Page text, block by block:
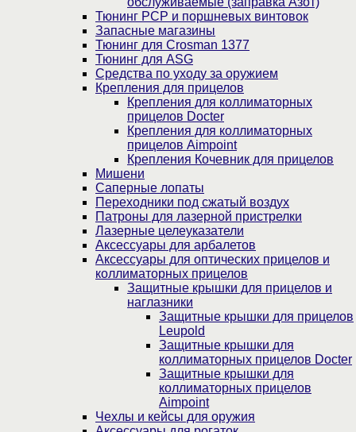
Тюнинг PCP и поршневых винтовок
Запасные магазины
Тюнинг для Crosman 1377
Тюнинг для ASG
Средства по уходу за оружием
Крепления для прицелов
Крепления для коллиматорных
прицелов Docter
Крепления для коллиматорных
прицелов Aimpoint
Крепления Кочевник для прицелов
Мишени
Саперные лопаты
Переходники под сжатый воздух
Патроны для лазерной пристрелки
Лазерные целеуказатели
Аксессуары для арбалетов
Аксессуары для оптических прицелов и
коллиматорных прицелов
Защитные крышки для прицелов и
наглазники
Защитные крышки для прицелов
Leupold
Защитные крышки для
коллиматорных прицелов Docter
Защитные крышки для
коллиматорных прицелов
Aimpoint
Чехлы и кейсы для оружия